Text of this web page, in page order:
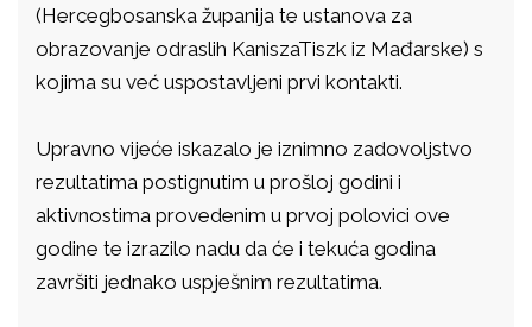
(Hercegbosanska županija te ustanova za
obrazovanje odraslih KaniszaTiszk iz Mađarske) s
kojima su već uspostavljeni prvi kontakti.
Upravno vijeće iskazalo je iznimno zadovoljstvo
rezultatima postignutim u prošloj godini i
aktivnostima provedenim u prvoj polovici ove
godine te izrazilo nadu da će i tekuća godina
završiti jednako uspješnim rezultatima.